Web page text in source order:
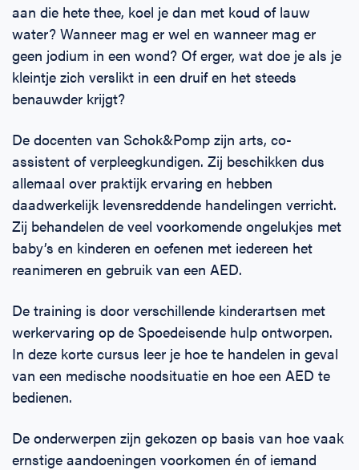
aan die hete thee, koel je dan met koud of lauw
water? Wanneer mag er wel en wanneer mag er
geen jodium in een wond? Of erger, wat doe je als je
kleintje zich verslikt in een druif en het steeds
benauwder krijgt?
De docenten van Schok&Pomp zijn arts, co-
assistent of verpleegkundigen. Zij beschikken dus
allemaal over praktijk ervaring en hebben
daadwerkelijk levensreddende handelingen verricht.
Zij behandelen de veel voorkomende ongelukjes met
baby’s en kinderen en oefenen met iedereen het
reanimeren en gebruik van een AED.
De training is door verschillende kinderartsen met
werkervaring op de Spoedeisende hulp ontworpen.
In deze korte cursus leer je hoe te handelen in geval
van een medische noodsituatie en hoe een AED te
bedienen.
De onderwerpen zijn gekozen op basis van hoe vaak
ernstige aandoeningen voorkomen én of iemand